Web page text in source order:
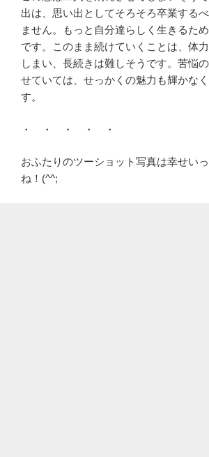
出は、思い出としてそろそろ卒業する
ません。もっと自分達らしく生きるた
です。このまま続けていくことは、体
しまい、長続きは難しそうです。苦悩
せていては、せっかくの魅力も輝かな
す。
・ ・ ・ ・ ・
おふたりのツーショット写真は幸せい
ね！(^^;